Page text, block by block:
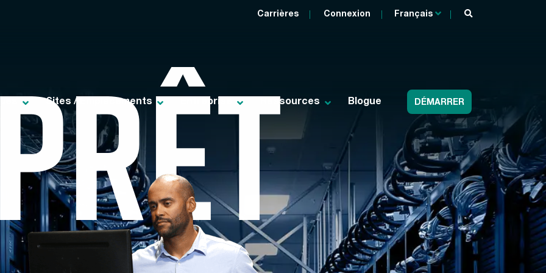
Sites / Emplacements Entreprise Ressources Blogue DÉMARRER
Carrières Connexion Français